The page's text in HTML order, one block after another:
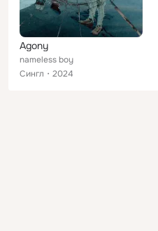
Agony
nameless boy
Сингл
2024